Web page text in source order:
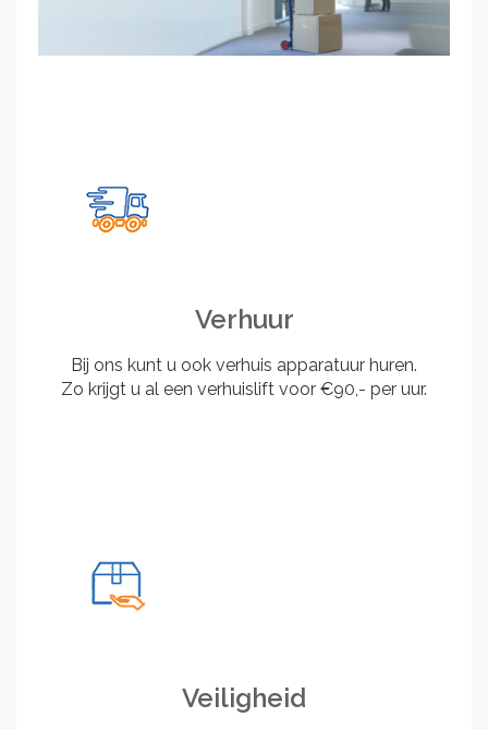
Verhuur
Bij ons kunt u ook verhuis apparatuur huren.
Zo krijgt u al een verhuislift voor €90,- per uur.
Veiligheid